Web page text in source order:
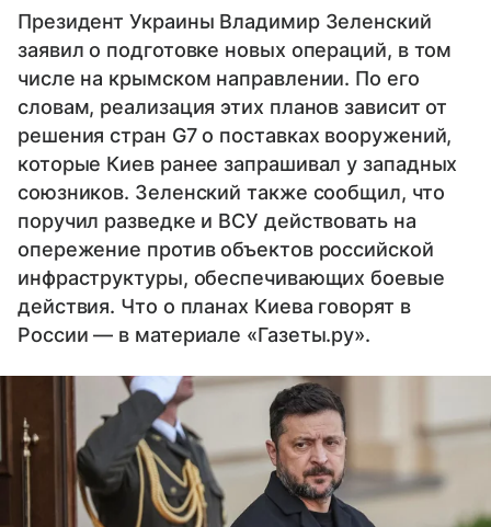
Президент Украины Владимир Зеленский
заявил о подготовке новых операций, в том
числе на крымском направлении. По его
словам, реализация этих планов зависит от
решения стран G7 о поставках вооружений,
которые Киев ранее запрашивал у западных
союзников. Зеленский также сообщил, что
поручил разведке и ВСУ действовать на
опережение против объектов российской
инфраструктуры, обеспечивающих боевые
действия. Что о планах Киева говорят в
России — в материале «Газеты.ру».